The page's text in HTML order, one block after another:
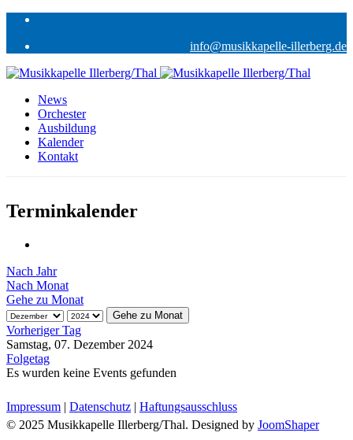
info@musikkapelle-illerberg.de
News
Orchester
Ausbildung
Kalender
Kontakt
Terminkalender
Nach Jahr
Nach Monat
Gehe zu Monat
Gehe zu Monat
Vorheriger Tag
Samstag, 07. Dezember 2024
Folgetag
Es wurden keine Events gefunden
Impressum | Datenschutz | Haftungsausschluss
© 2025 Musikkapelle Illerberg/Thal. Designed by JoomShaper